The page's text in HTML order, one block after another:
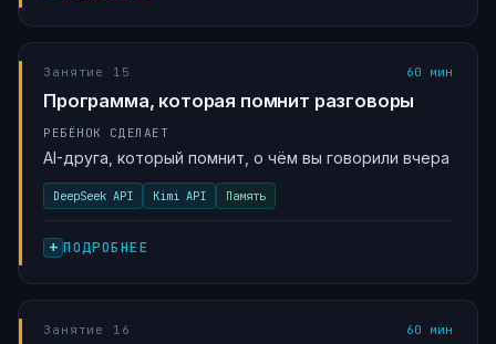
Занятие 15 60 мин
Программа, которая помнит разговоры
РЕБЁНОК СДЕЛАЕТ
AI-друга, который помнит, о чём вы говорили вчера
DeepSeek API Kimi API Память
ПОДРОБНЕЕ
Занятие 16 60 мин